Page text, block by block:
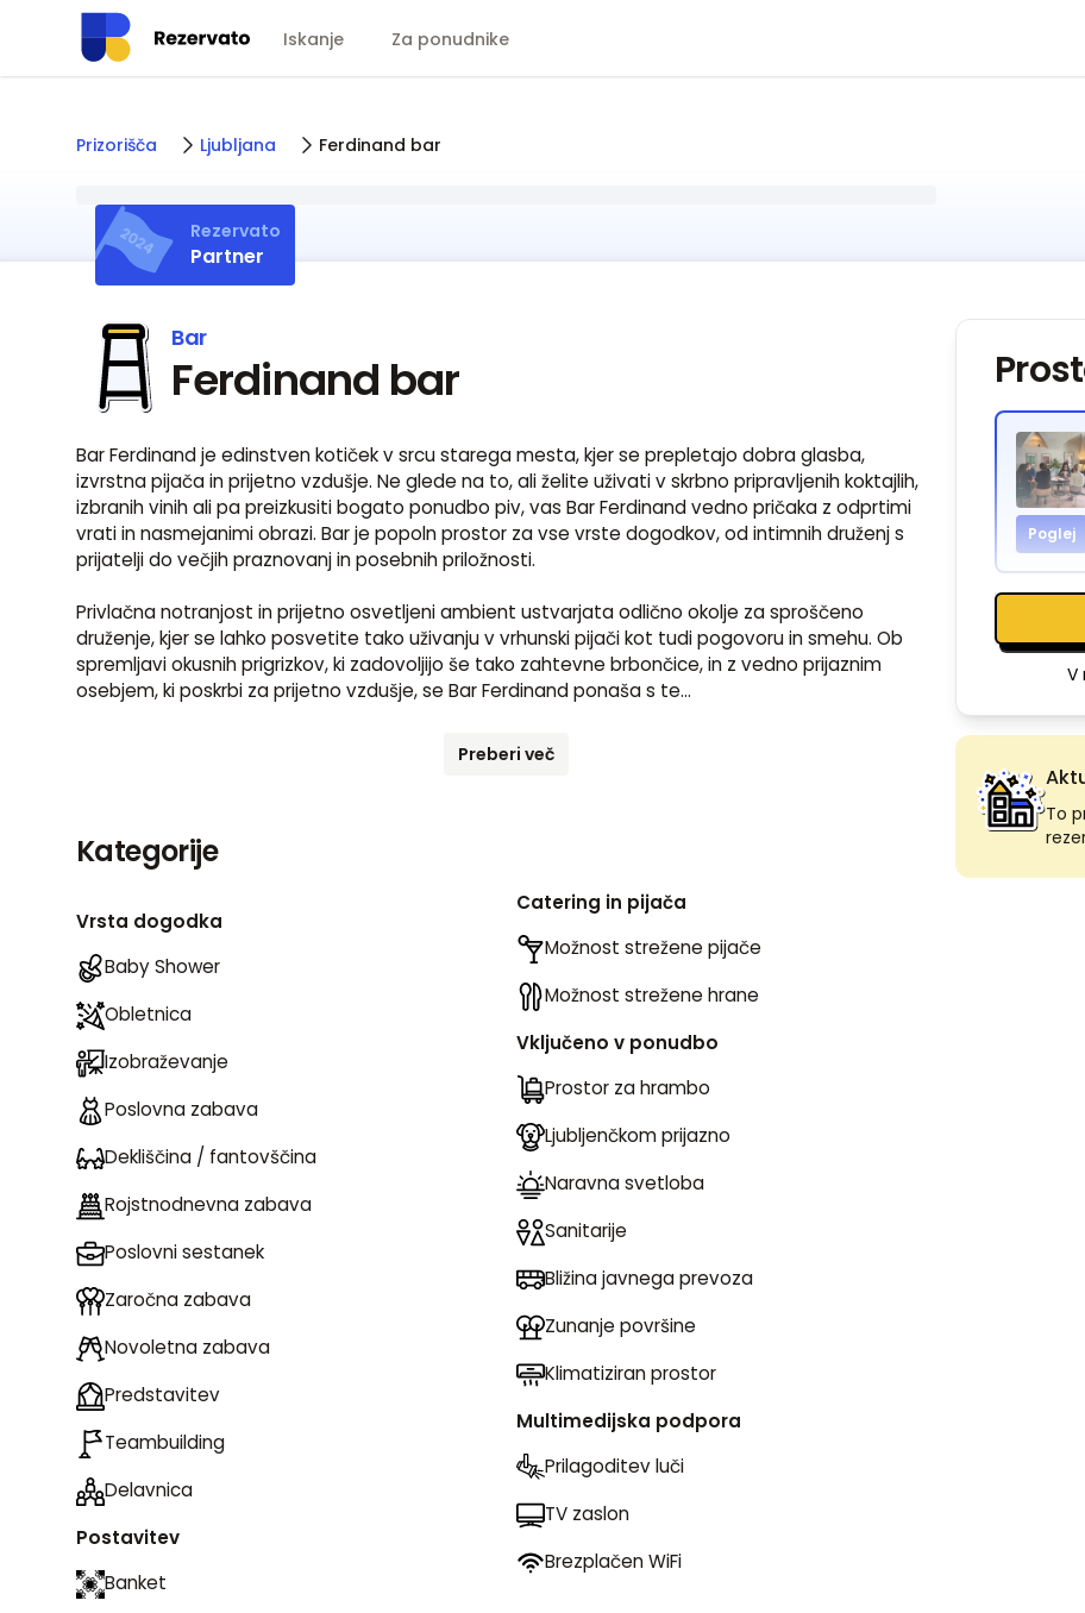
Iskanje Za ponudnike
Prizorišča Ljubljana Ferdinand bar
2024 Rezervato
Partner
Bar
Ferdinand bar
Bar Ferdinand je edinstven kotiček v srcu starega mesta, kjer se prepletajo dobra glasba,
izvrstna pijača in prijetno vzdušje. Ne glede na to, ali želite uživati v skrbno pripravljenih koktajlih,
izbranih vinih ali pa preizkusiti bogato ponudbo piv, vas Bar Ferdinand vedno pričaka z odprtimi
vrati in nasmejanimi obrazi. Bar je popoln prostor za vse vrste dogodkov, od intimnih druženj s
prijatelji do večjih praznovanj in posebnih priložnosti.
Privlačna notranjost in prijetno osvetljeni ambient ustvarjata odlično okolje za sproščeno
druženje, kjer se lahko posvetite tako uživanju v vrhunski pijači kot tudi pogovoru in smehu. Ob
spremljavi okusnih prigrizkov, ki zadovoljijo še tako zahtevne brbončice, in z vedno prijaznim
osebjem, ki poskrbi za prijetno vzdušje, se Bar Ferdinand ponaša s te...
Preberi več
Kategorije
Vrsta dogodka
Baby Shower
Obletnica
Izobraževanje
Poslovna zabava
Dekliščina / fantovščina
Rojstnodnevna zabava
Poslovni sestanek
Zaročna zabava
Novoletna zabava
Predstavitev
Teambuilding
Delavnica
Postavitev
Banket
Catering in pijača
Možnost strežene pijače
Možnost strežene hrane
Vključeno v ponudbo
Prostor za hrambo
Ljubljenčkom prijazno
Naravna svetloba
Sanitarije
Bližina javnega prevoza
Zunanje površine
Klimatiziran prostor
Multimedijska podpora
Prilagoditev luči
TV zaslon
Brezplačen WiFi
Poglej
V
To